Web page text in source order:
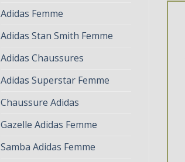
Adidas Femme
Adidas Stan Smith Femme
Adidas Chaussures
Adidas Superstar Femme
Chaussure Adidas
Gazelle Adidas Femme
Samba Adidas Femme